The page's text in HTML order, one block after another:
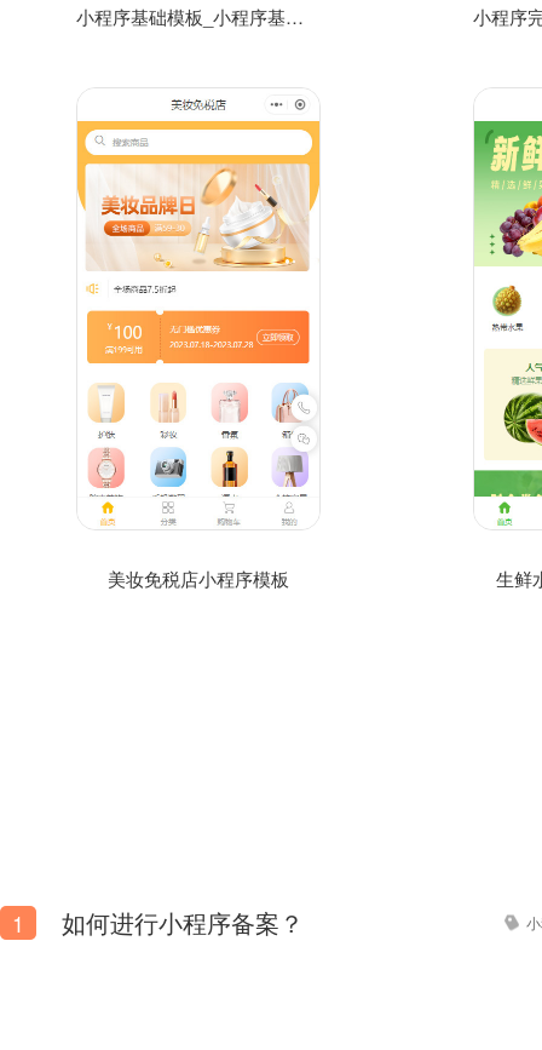
小程序基础模板_小程序基础模板开发制作
美妆免税店小程序模板 生鲜
1 如何进行小程序备案？